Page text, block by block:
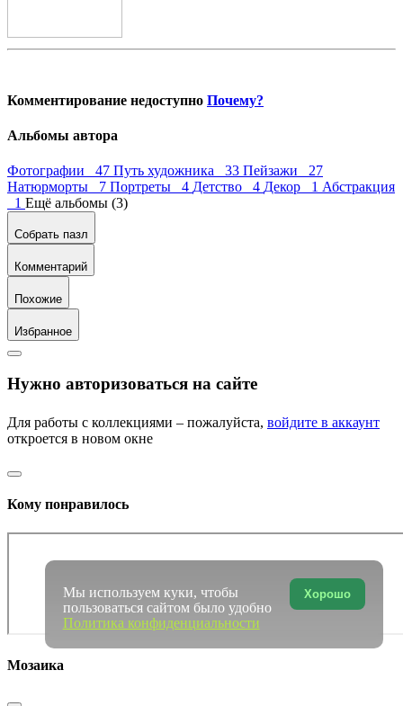
Комментирование недоступно Почему?
Альбомы автора
Фотографии 47 Путь художника 33 Пейзажи 27
Натюрморты 7 Портреты 4 Детство 4 Декор 1 Абстракция
1 Ещё альбомы (3)
Собрать пазл
Комментарий
Похожие
Избранное
Нужно авторизоваться на сайте
Для работы с коллекциями – пожалуйста, войдите в аккаунт
откроется в новом окне
Кому понравилось
Мозаика
Хорошо
Мы используем куки, чтобы
пользоваться сайтом было удобно
Политика конфиденциальности